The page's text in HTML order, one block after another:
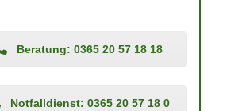
Beratung: 0365 20 57 18 18
Notfalldienst: 0365 20 57 18 0